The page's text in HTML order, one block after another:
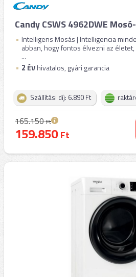
Candy CSWS 4962DWE
Intelligens Mosás | Intelligencia
abban, hogy fontos élvezni az
...
2 ÉVhivatalos, gyári garancia
Szállítási díj: 6.890 Ft
165.150Ft
159.850Ft